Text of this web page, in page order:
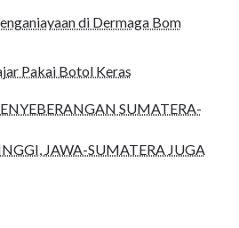
di Dermaga Bom
Pakai Botol Keras
SUMATERA-
JAWA-SUMATERA JUGA